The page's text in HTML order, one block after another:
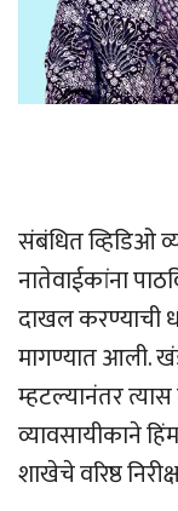
संबंधित व्हिडिओ
नातेवाईकांना
दाखल करण्याची
मागण्यात आली.
म्हटल्यानंतर
व्यावसायीकाने
शाखेचे वरिष्ठ